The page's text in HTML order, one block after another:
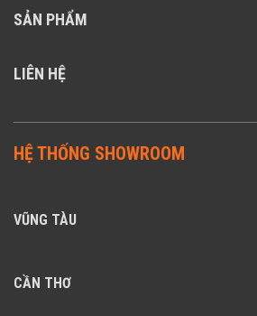
SẢN PHẨM
LIÊN HỆ
HỆ THỐNG SHOWROOM
VŨNG TÀU
CẦN THƠ